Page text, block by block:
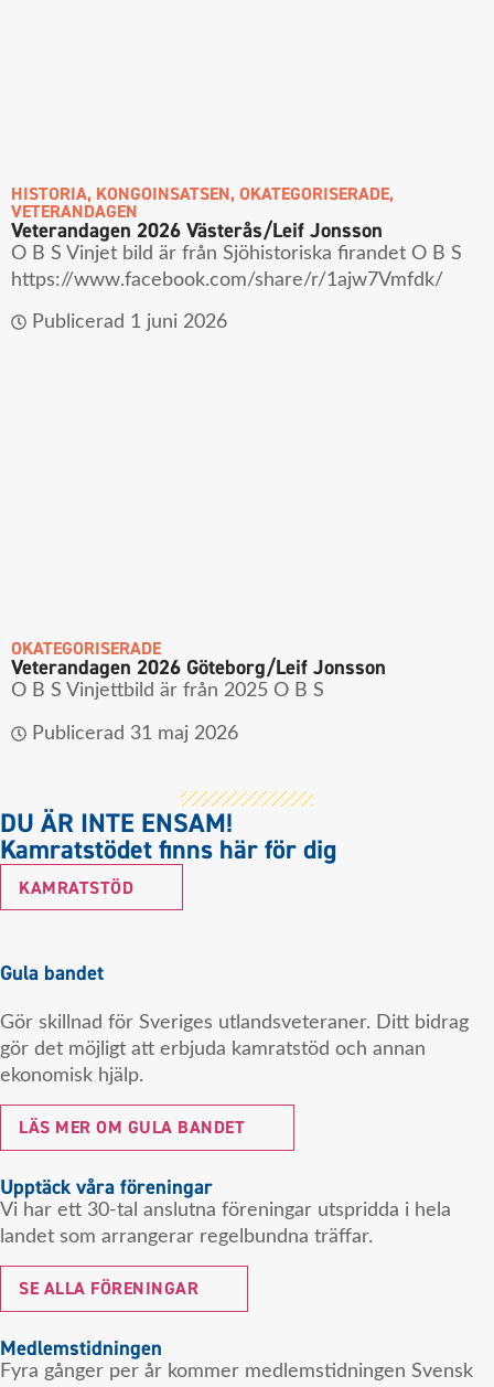
HISTORIA, KONGOINSATSEN, OKATEGORISERADE,
VETERANDAGEN
Veterandagen 2026 Västerås/Leif Jonsson
O B S Vinjet bild är från Sjöhistoriska firandet O B S
https://www.facebook.com/share/r/1ajw7Vmfdk/
Publicerad 1 juni 2026
OKATEGORISERADE
Veterandagen 2026 Göteborg/Leif Jonsson
O B S Vinjettbild är från 2025 O B S
Publicerad 31 maj 2026
DU ÄR INTE ENSAM!
Kamratstödet finns här för dig
KAMRATSTÖD
Gula bandet
Gör skillnad för Sveriges utlandsveteraner. Ditt bidrag
gör det möjligt att erbjuda kamratstöd och annan
ekonomisk hjälp.
LÄS MER OM GULA BANDET
Upptäck våra föreningar
Vi har ett 30-tal anslutna föreningar utspridda i hela
landet som arrangerar regelbundna träffar.
SE ALLA FÖRENINGAR
Medlemstidningen
Fyra gånger per år kommer medlemstidningen Svensk